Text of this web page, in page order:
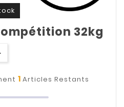
32kg
1 Articles Restants